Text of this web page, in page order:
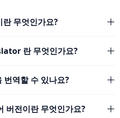
란 무엇인가요?
란 무엇인가요?
번역할 수 있나요?
버전이란 무엇인가요?